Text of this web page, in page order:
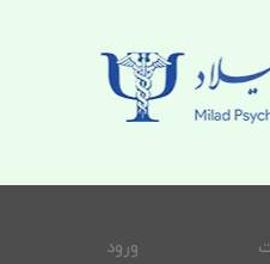
ورود